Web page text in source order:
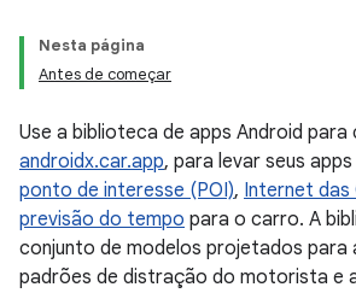
Nesta página
Antes de começar
Use a biblioteca de apps Android para
androidx.car.app, para levar seus apps
ponto de interesse (POI), Internet das
previsão do tempo para o carro. A
conjunto de modelos projetados para
padrões de distração do motorista e